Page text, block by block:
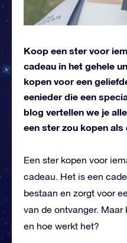
Koop een ster voor
cadeau in het gehele
kopen voor een
eenieder die een
blog vertellen we je
een ster zou kopen als
Een ster kopen voor
cadeau. Het is een
bestaan en zorgt voor
van de ontvanger.
en hoe werkt het?